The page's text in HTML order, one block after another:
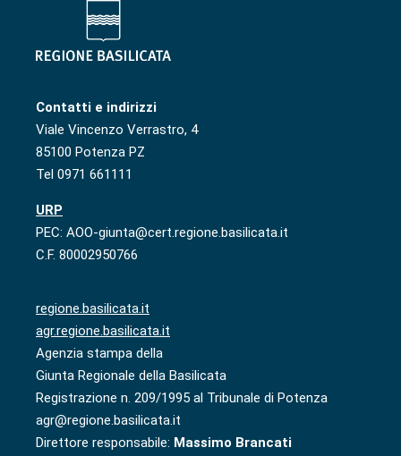
Contatti e indirizzi
Viale Vincenzo Verrastro, 4
85100 Potenza PZ
Tel 0971 661111
URP
PEC: AOO-giunta@cert.regione.basilicata.it
C.F. 80002950766
regione.basilicata.it
agr.regione.basilicata.it
Agenzia stampa della
Giunta Regionale della Basilicata
Registrazione n. 209/1995 al Tribunale di Potenza
agr@regione.basilicata.it
Direttore responsabile: Massimo Brancati